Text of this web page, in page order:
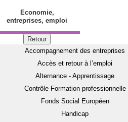
Economie,
entreprises, emploi
Retour
Accompagnement des entreprises
Accès et retour à l’emploi
Alternance - Apprentissage
Contrôle Formation professionnelle
Fonds Social Européen
Handicap